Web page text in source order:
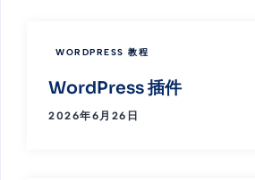
WORDPRESS 教程
WordPress 插件
2026年6月26日